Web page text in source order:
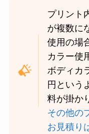
プリント
が複数に
使用の場
カラー使
ボディカ
円という
料が掛か
その他の
お見積り